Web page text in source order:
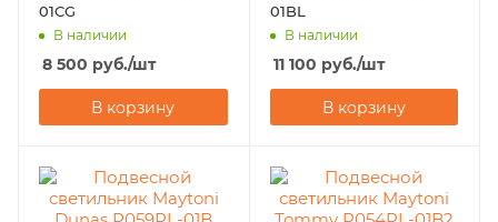
01CG
В наличии
8 500 руб./шт
В корзину
01BL
В наличии
11 100 руб./шт
В корзину